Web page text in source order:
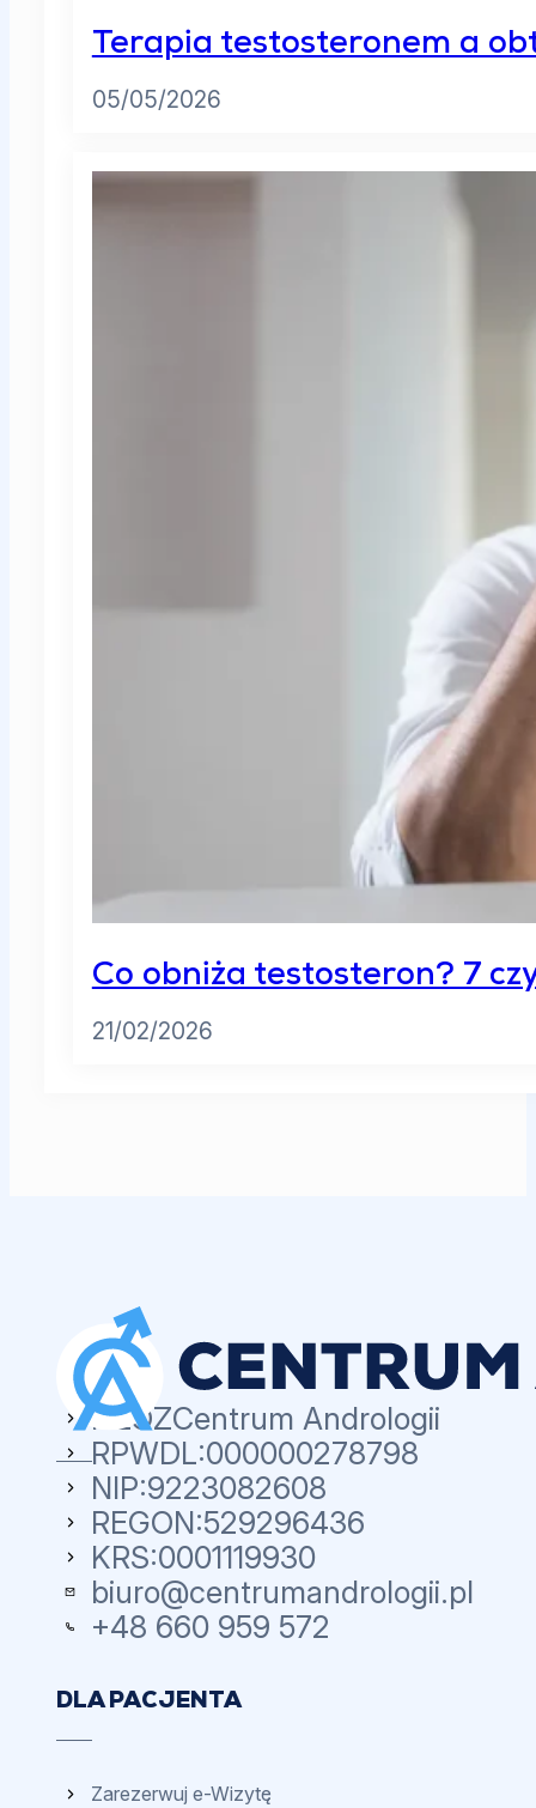
Terapia testosteronem a
05/05/2026
Co obniża testosteron? 7
21/02/2026
NZOZCentrum Andrologii
RPWDL:000000278798
NIP:9223082608
REGON:529296436
KRS:0001119930
biuro@centrumandrologii.pl
+48 660 959 572
DLA PACJENTA
Zarezerwuj e-Wizytę